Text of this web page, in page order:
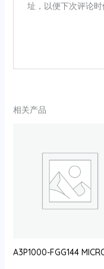
址，以便下次评论时
相关产品
A3P1000-FGG144